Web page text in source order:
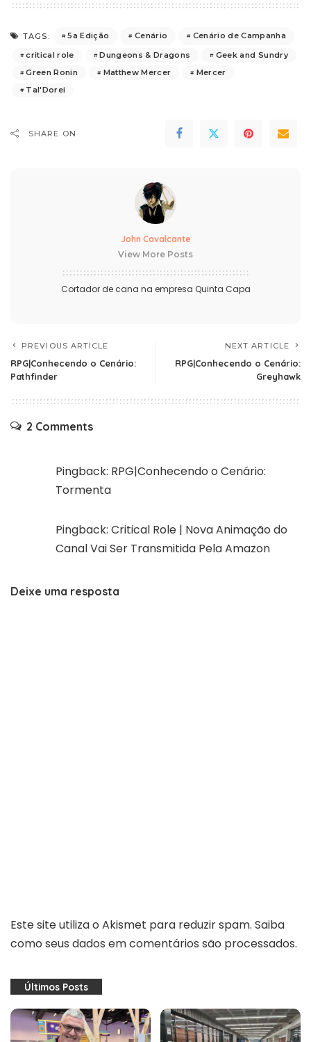
TAGS: 5a Edição Cenário
Cenário de Campanha
critical role
Dungeons & Dragons
Geek and Sundry
Green Ronin
Matthew Mercer
Mercer
Tal'Dorei
SHARE ON
John Cavalcante
View More Posts
Cortador de cana na empresa Quinta Capa
PREVIOUS ARTICLE
RPG|Conhecendo o Cenário:
Pathfinder
NEXT ARTICLE
RPG|Conhecendo o Cenário:
Greyhawk
2 Comments
Pingback: RPG|Conhecendo o Cenário:
Tormenta
Pingback: Critical Role | Nova Animação do
Canal Vai Ser Transmitida Pela Amazon
Deixe uma resposta
Este site utiliza o Akismet para reduzir spam. Saiba
como seus dados em comentários são processados.
Últimos Posts